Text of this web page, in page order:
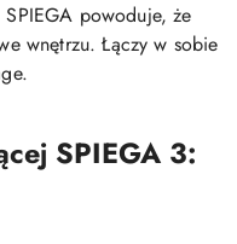
powoduje, że
wnętrzu. Łączy w sobie
SPIEGA 3: